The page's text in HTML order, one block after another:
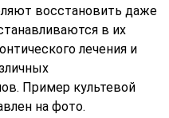
восстановить даже
в их
лечения и
Пример культевой
на фото.